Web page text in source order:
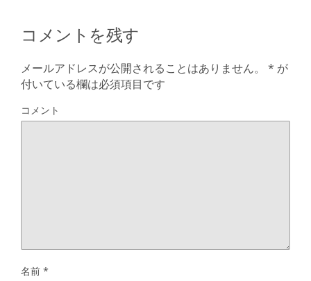
コメントを残す
メールアドレスが公開されることはありません。 * が
付いている欄は必須項目です
コメント
名前 *